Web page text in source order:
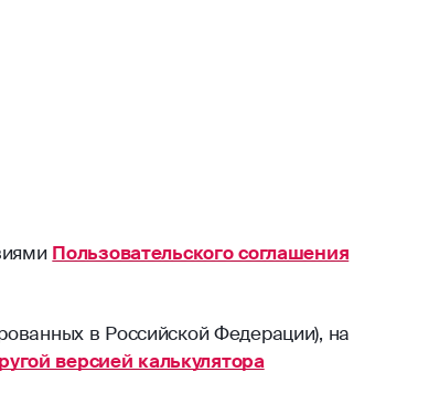
Пользовательского соглашения
в Российской Федерации), на
версией калькулятора